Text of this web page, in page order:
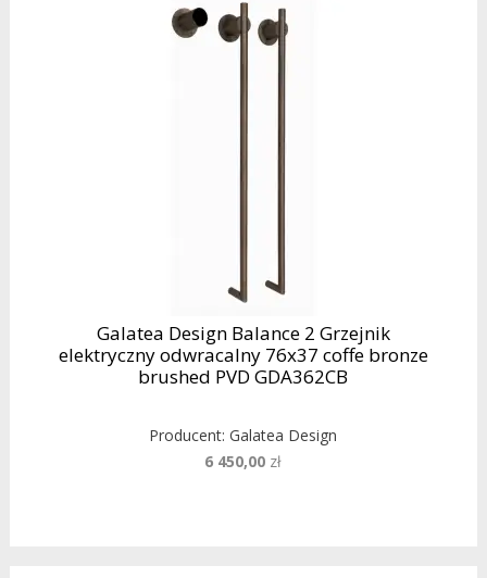
Galatea Design Balance 2 Grzejnik
elektryczny odwracalny 76x37 coffe bronze
brushed PVD GDA362CB
Producent:Galatea Design
6 450,00 zł